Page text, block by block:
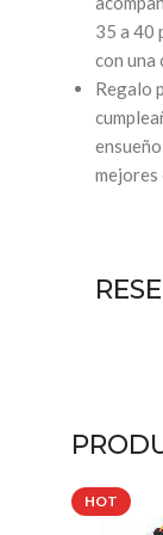
35 a 40
con una
Regalo
mejores
HOT